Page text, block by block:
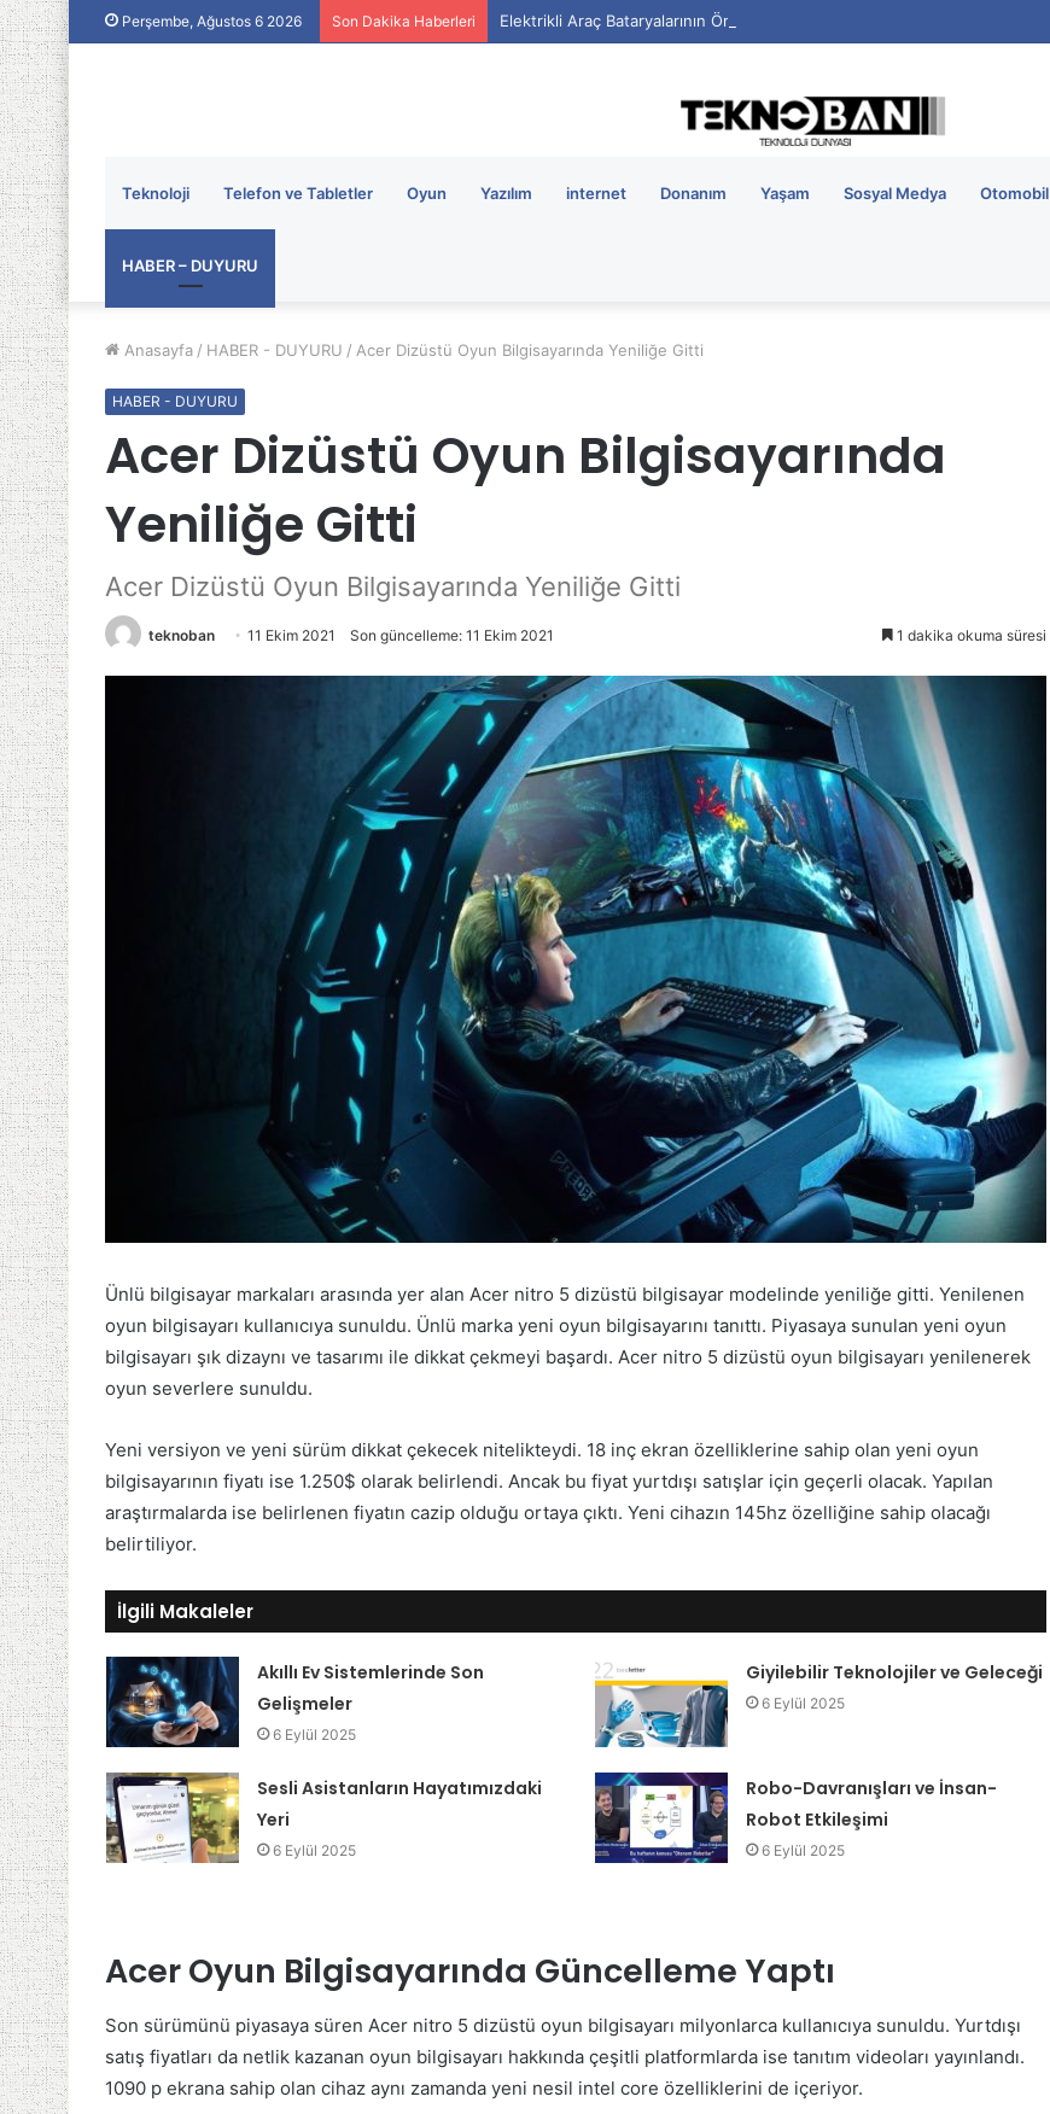
Perşembe, Ağustos 6 2026 Son Dakika Haberleri Elektrikli Araç Bataryalarının Ömrü Nasıl Uzatılır?
Teknoloji Telefon ve Tabletler Oyun Yazılım internet Donanım Yaşam Sosyal Medya Otomobil
HABER – DUYURU
Anasayfa / HABER - DUYURU / Acer Dizüstü Oyun Bilgisayarında Yeniliğe Gitti
HABER - DUYURU
Acer Dizüstü Oyun Bilgisayarında
Yeniliğe Gitti
Acer Dizüstü Oyun Bilgisayarında Yeniliğe Gitti
teknoban 11 Ekim 2021 Son güncelleme: 11 Ekim 2021 1 dakika okuma süresi
Ünlü bilgisayar markaları arasında yer alan Acer nitro 5 dizüstü bilgisayar modelinde yeniliğe gitti. Yenilenen
oyun bilgisayarı kullanıcıya sunuldu. Ünlü marka yeni oyun bilgisayarını tanıttı. Piyasaya sunulan yeni oyun
bilgisayarı şık dizaynı ve tasarımı ile dikkat çekmeyi başardı. Acer nitro 5 dizüstü oyun bilgisayarı yenilenerek
oyun severlere sunuldu.
Yeni versiyon ve yeni sürüm dikkat çekecek nitelikteydi. 18 inç ekran özelliklerine sahip olan yeni oyun
bilgisayarının fiyatı ise 1.250$ olarak belirlendi. Ancak bu fiyat yurtdışı satışlar için geçerli olacak. Yapılan
araştırmalarda ise belirlenen fiyatın cazip olduğu ortaya çıktı. Yeni cihazın 145hz özelliğine sahip olacağı
belirtiliyor.
İlgili Makaleler
Akıllı Ev Sistemlerinde Son
Gelişmeler
6 Eylül 2025
Giyilebilir Teknolojiler ve Geleceği
6 Eylül 2025
Sesli Asistanların Hayatımızdaki
Yeri
6 Eylül 2025
Robo-Davranışları ve İnsan-
Robot Etkileşimi
6 Eylül 2025
Acer Oyun Bilgisayarında Güncelleme Yaptı
Son sürümünü piyasaya süren Acer nitro 5 dizüstü oyun bilgisayarı milyonlarca kullanıcıya sunuldu. Yurtdışı
satış fiyatları da netlik kazanan oyun bilgisayarı hakkında çeşitli platformlarda ise tanıtım videoları yayınlandı.
1090 p ekrana sahip olan cihaz aynı zamanda yeni nesil intel core özelliklerini de içeriyor.